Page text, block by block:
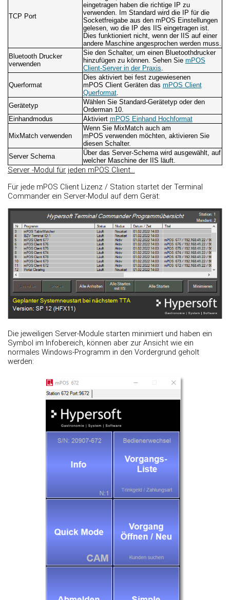
TCP Port
eingetragen haben die richtige IP zu
verwenden. Im Standard wird die IP für die
Socketfreigabe aus den mPOS Einstellungen
gelesen, wo die IP des IIS eingetragen ist.
Dies funktioniert nicht, wenn der IIS auf einer
andere Maschine angesprochen werden muss.
Bluetooth Drucker
verwenden
Sie den Schalter, um einen Bluetoothdrucker
hinzufügen zu können. Sehen Sie mPOS
Client-Server in der Praxis.
Querformat
Dies aktiviert bei fest zugewiesenen
mPOS Client Geräten das mPOS Client
Querformat.
Gerätetyp
Wählen Sie Standard-Gerätetyp oder den
Orderman 10.
Einhandmodus
Aktiviert mPOS Einhand Hochformat
MixMatch verwenden
Wenn Sie MixMatch auch am
mPOS verwenden möchten, aktivieren Sie
diesen Schalter.
Server Schema
Über das Server-Schema wird ausgewählt, auf
welcher Maschine der IIS läuft.
Server -Modul für jeden mPOS Client...
Für jede mPOS Client Lizenz / Station startet der Terminal
Commander ein Server-Modul auf dem Gerät:
Die jeweiligen Server-Module starten minimiert und haben ein
Symbol im Infobereich, können aber zur Ansicht wie ein
normales Windows-Programm in den Vordergrund geholt
werden: